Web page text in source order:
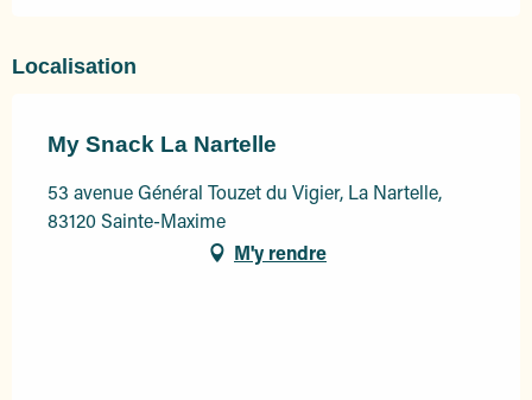
Localisation
My Snack La Nartelle
53 avenue Général Touzet du Vigier, La Nartelle,
83120 Sainte-Maxime
M'y rendre